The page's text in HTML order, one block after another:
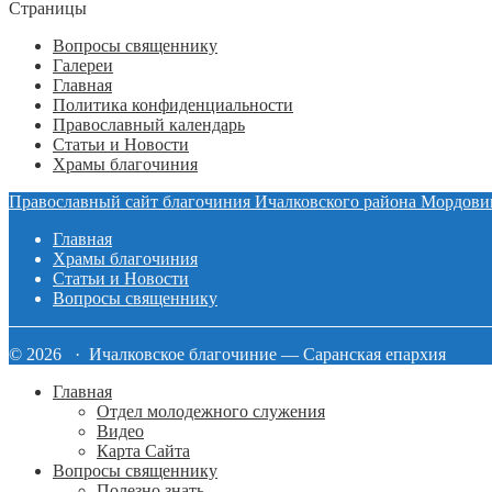
Страницы
Вопросы священнику
Галереи
Главная
Политика конфиденциальности
Православный календарь
Статьи и Новости
Храмы благочиния
Православный сайт благочиния Ичалковского района
Главная
Храмы благочиния
Статьи и Новости
Вопросы священнику
© 2026 · Ичалковское благочиние — Саранская епархия
Главная
Отдел молодежного служения
Видео
Карта Сайта
Вопросы священнику